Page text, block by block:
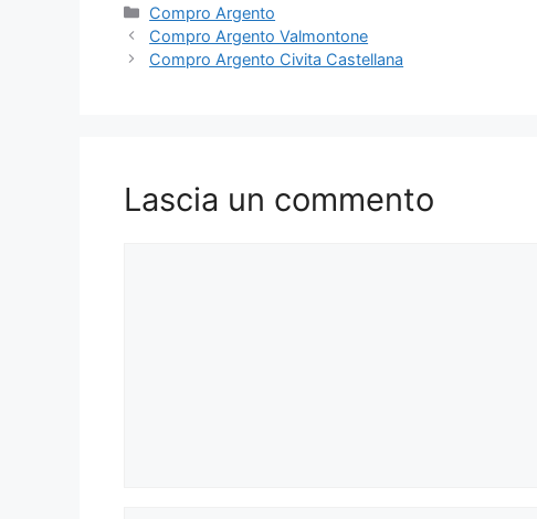
Categorie
Compro Argento
Compro Argento Valmontone
Compro Argento Civita Castellana
Lascia un commento